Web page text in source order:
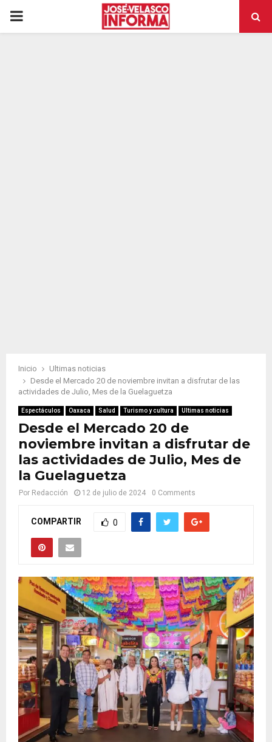
PRIMARY
Inicio
Ultimas noticias
Desde el Mercado 20 de noviembre invitan a disfrutar de las
actividades de Julio, Mes de la Guelaguetza
Espectáculos Oaxaca Salud Turismo y cultura Ultimas noticias
Desde el Mercado 20 de
noviembre invitan a disfrutar de
las actividades de Julio, Mes de
la Guelaguetza
Por Redacción 12 de julio de 2024 0 Comments
COMPARTIR 0